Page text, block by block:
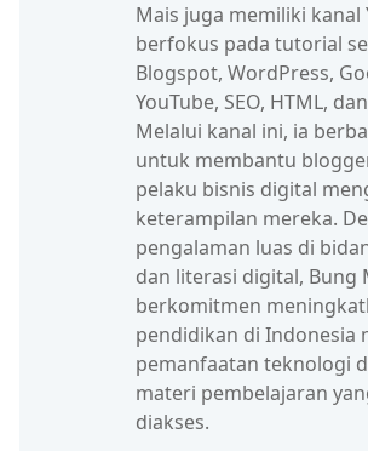
Mais juga memiliki kanal
berfokus pada tutorial
Blogspot, WordPress,
YouTube, SEO, HTML,
Melalui kanal ini, ia
untuk membantu
pelaku bisnis digital
keterampilan mereka.
pengalaman luas di
dan literasi digital, Bung
berkomitmen
pendidikan di Indonesia
pemanfaatan teknologi
materi pembelajaran
diakses.